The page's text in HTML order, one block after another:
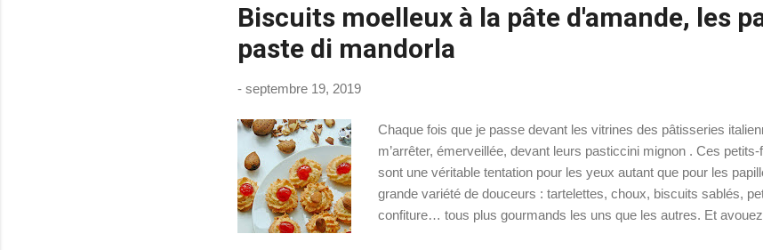
Biscuits moelleux à la pâte d'amande, les
paste di mandorla
- septembre 19, 2019
Chaque fois que je passe devant les vitrines des pâtisseries
m’arrêter, émerveillée, devant leurs pasticcini mignon . Ces
sont une véritable tentation pour les yeux autant que pour les
grande variété de douceurs : tartelettes, choux, biscuits sablés,
confiture… tous plus gourmands les uns que les autres. Et